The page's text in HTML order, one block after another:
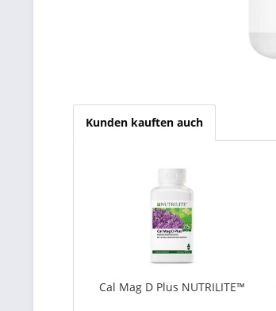
Kunden kauften auch
Cal Mag D Plus NUTRILITE™